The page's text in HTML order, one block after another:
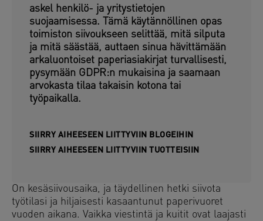
askel henkilö- ja yritystietojen
suojaamisessa. Tämä käytännöllinen opas
toimiston siivoukseen selittää, mitä silputa
ja mitä säästää, auttaen sinua hävittämään
arkaluontoiset paperiasiakirjat turvallisesti,
pysymään GDPR:n mukaisina ja saamaan
arvokasta tilaa takaisin kotona tai
työpaikalla.
SIIRRY AIHEESEEN LIITTYVIIN BLOGEIHIN
SIIRRY AIHEESEEN LIITTYVIIN TUOTTEISIIN
On kesäsiivousaika, ja täydellinen hetki siivota
työtilasi ja hiljaisesti kasaantunut paperivuoret
vuoden aikana. Vaikka viestintä ja kuitit ovat laajasti